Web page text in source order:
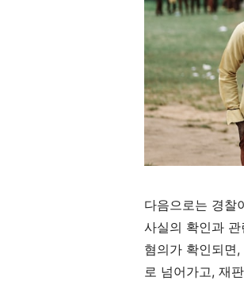
다음으로는 경찰
사실의 확인과
혐의가 확인되면
로 넘어가고, 재